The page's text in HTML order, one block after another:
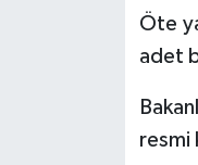
Öte
adet
resmi